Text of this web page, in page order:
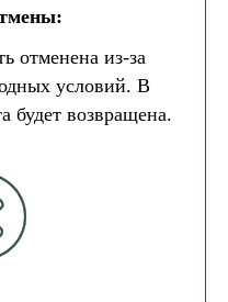
отменена из-за
условий. В
будет возвращена.